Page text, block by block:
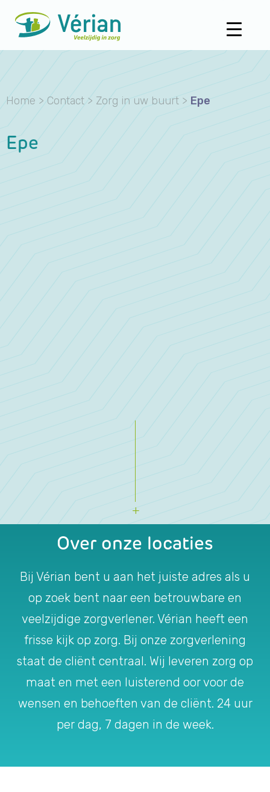
Home > Contact > Zorg in uw buurt > Epe
Epe
Over onze locaties
Bij Vérian bent u aan het juiste adres als u
op zoek bent naar een betrouwbare en
veelzijdige zorgverlener. Vérian heeft een
frisse kijk op zorg. Bij onze zorgverlening
staat de cliënt centraal. Wij leveren zorg op
maat en met een luisterend oor voor de
wensen en behoeften van de cliënt. 24 uur
per dag, 7 dagen in de week.